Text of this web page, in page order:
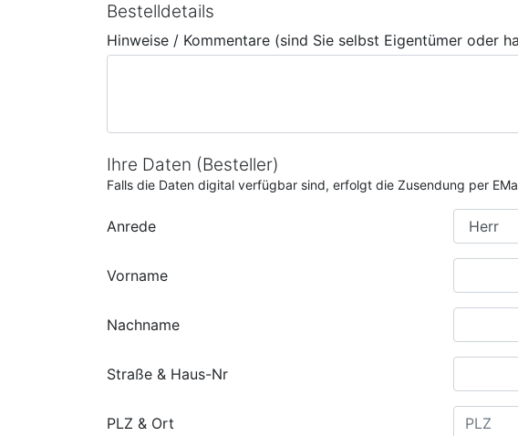
Bestelldetails
Hinweise / Kommentare (sind Sie selbst Eigentümer oder
Ihre Daten (Besteller)
Falls die Daten digital verfügbar sind, erfolgt die Zusendung per
Anrede
Vorname
Nachname
Straße & Haus-Nr
PLZ & Ort